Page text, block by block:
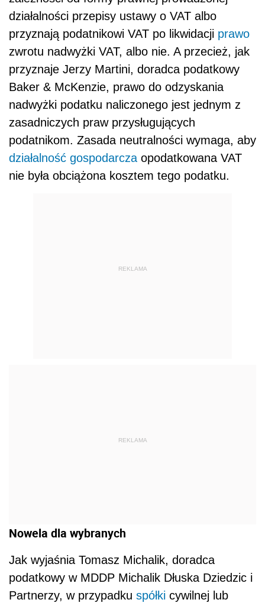
działalności przepisy ustawy o VAT albo
przyznają podatnikowi VAT po likwidacji prawo
zwrotu nadwyżki VAT, albo nie. A przecież, jak
przyznaje Jerzy Martini, doradca podatkowy
Baker & McKenzie, prawo do odzyskania
nadwyżki podatku naliczonego jest jednym z
zasadniczych praw przysługujących
podatnikom. Zasada neutralności wymaga, aby
działalność gospodarcza opodatkowana VAT
nie była obciążona kosztem tego podatku.
REKLAMA
REKLAMA
Nowela dla wybranych
Jak wyjaśnia Tomasz Michalik, doradca
podatkowy w MDDP Michalik Dłuska Dziedzic i
Partnerzy, w przypadku spółki cywilnej lub